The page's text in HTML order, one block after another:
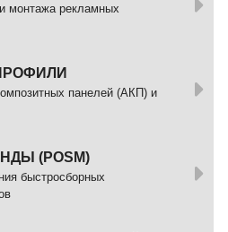
монтажа рекламных
панелей (АКП) и
(POSM)
быстросборных